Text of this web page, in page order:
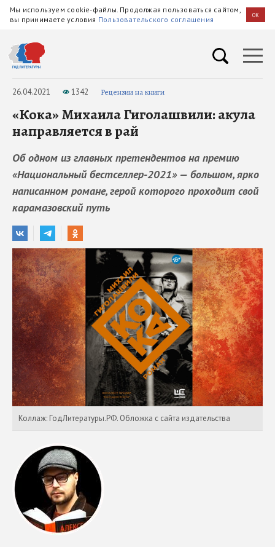
Мы используем cookie-файлы. Продолжая пользоваться сайтом,
вы принимаете условия Пользовательского соглашения OK
26.04.2021 1342 Рецензии на книги
«Кока» Михаила Гиголашвили: акула
направляется в рай
Об одном из главных претендентов на премию
«Национальный бестселлер-2021» — большом, ярко
написанном романе, герой которого проходит свой
карамазовский путь
Коллаж: ГодЛитературы.РФ. Обложка с сайта издательства